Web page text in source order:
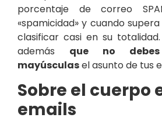
porcentaje de correo
«spamicidad» y cuando
clasificar casi en su
además que no
mayúsculasel asunto de tus
Sobre el cuerpo
emails